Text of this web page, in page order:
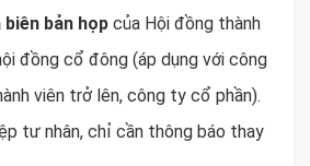
bản họp của Hội đồng thành
đồng cổ đông (áp dụng với công
viên trở lên, công ty cổ phần).
tư nhân, chỉ cần thông báo thay